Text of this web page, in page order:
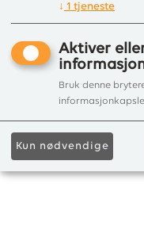
↓ 1 tjeneste
Aktiver
Bruk denne
Kun nødvendige